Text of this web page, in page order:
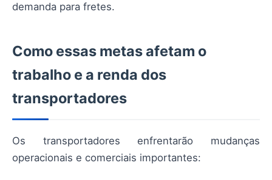
demanda para fretes.
Como essas metas afetam o
trabalho e a renda dos
transportadores
Os transportadores enfrentarão mudanças
operacionais e comerciais importantes: